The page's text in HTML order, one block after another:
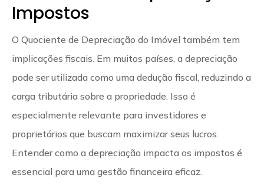
Impostos
O Quociente de Depreciação do Imóvel também tem
implicações fiscais. Em muitos países, a depreciação
pode ser utilizada como uma dedução fiscal, reduzindo a
carga tributária sobre a propriedade. Isso é
especialmente relevante para investidores e
proprietários que buscam maximizar seus lucros.
Entender como a depreciação impacta os impostos é
essencial para uma gestão financeira eficaz.